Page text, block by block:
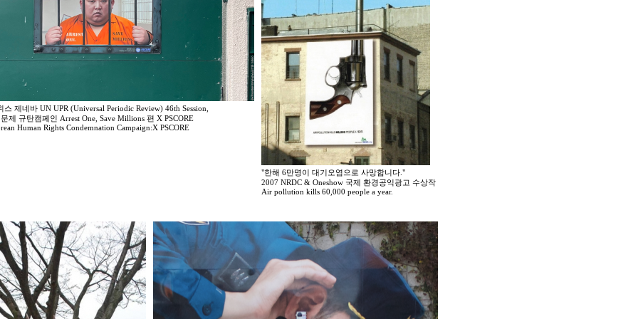
스 제네바 UN UPR (Universal Periodic Review) 46th Session,
제 규탄캠페인 Arrest One, Save Millions 편 X PSCORE
Human Rights Condemnation Campaign:X PSCORE
"한해 6만명이 대기오염으로 사망합니다."
2007 NRDC & Oneshow 국제 환경공익광고 수상작
Air pollution kills 60,000 people a year.